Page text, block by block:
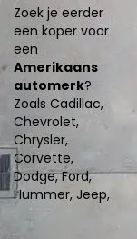
Zoek je eerder
een koper voor
een
Amerikaans
automerk?
Zoals Cadillac,
Chevrolet,
Chrysler,
Corvette,
Dodge, Ford,
Hummer, Jeep,